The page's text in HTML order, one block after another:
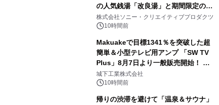
の人気銭湯「改良湯」と期間限定のコ
ラボレーション サウナイキタイコラ
ボグッズも発売決定！
株式会社ソニー・クリエイティブプロダクツ
10時間前
Makuakeで目標1341％を突破した超
簡単＆小型テレビ用アンプ 「SW TV
Plus」8月7日より一般販売開始！ ケ
ーブル1本つなぐだけ、テレビの音が
ぐっと豊かに
城下工業株式会社
10時間前
帰りの渋滞を避けて「温泉＆サウナ」